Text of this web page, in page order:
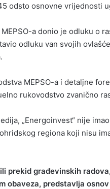
odsto osnovne vrijednosti
a donio je odluku o
odluku van svojih
MEPSO-a i detaljne
rukovodstvo zvanično
„Energoinvest“ nije
regiona koji nisu
prekid građevinskih
obaveza, predstavlja